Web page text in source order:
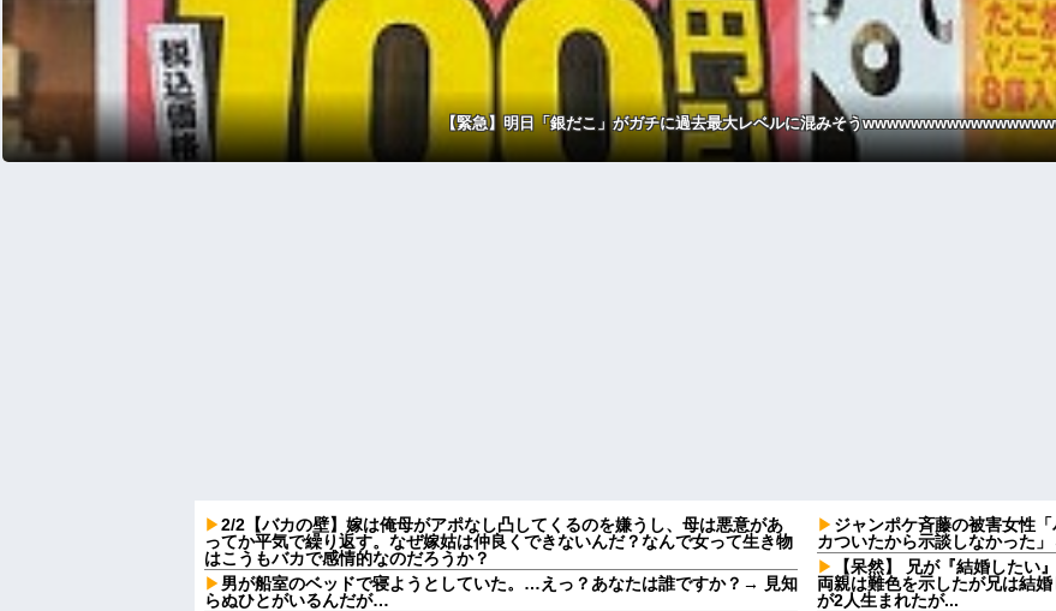
いの…？
る････
【緊急】明日「銀だこ」がガチに過去最大レベルに混みそう
2/2【バカの壁】嫁は俺母がアポなし凸してくるのを嫌うし、母は悪意があ
ってか平気で繰り返す。なぜ嫁姑は仲良くできないんだ？なんで女って生き物
はこうもバカで感情的なのだろうか？
男が船室のベッドで寝ようとしていた。…えっ？あなたは誰ですか？→ 見知
らぬひとがいるんだが…
ジャンポケ斉藤の被害女性
カついたから示談しなかった
【呆然】 兄が『結婚したい
両親は難色を示したが兄は結
が2人生まれたが...